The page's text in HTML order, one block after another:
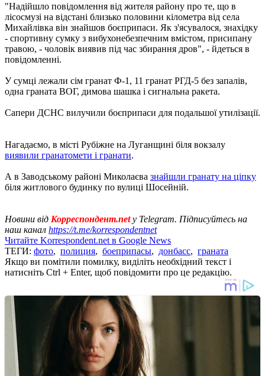
"Надійшло повідомлення від жителя району про те, що в
лісосмузі на відстані близько половини кілометра від села
Михайлівка він знайшов боєприпаси. Як з'ясувалося, знахідку
- спортивну сумку з вибухонебезпечним вмістом, присипану
травою, - чоловік виявив під час збирання дров", - йдеться в
повідомленні.
У сумці лежали сім гранат Ф-1, 11 гранат РГД-5 без запалів,
одна граната ВОГ, димова шашка і сигнальна ракета.
Сапери ДСНС вилучили боєприпаси для подальшої утилізації.
Нагадаємо, в місті Рубіжне на Луганщині біля вокзалу
виявили гранатомети і гранати.
А в Заводському районі Миколаєва знайшли гранату на ціпку
біля житлового будинку по вулиці Шосейній.
Новини від Корреспондент.netу Telegram. Підписуйтесь на
наш канал https://t.me/korrespondentnet
Читайте Korrespondent.net в Google News
ТЕГИ: фото, полиция, боеприпасы, донбасс, граната
Якщо ви помітили помилку, виділіть необхідний текст і
натисніть Ctrl + Enter, щоб повідомити про це редакцію.